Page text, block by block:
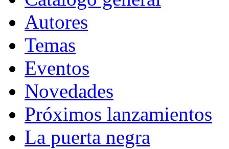
Autores
Temas
Eventos
Novedades
Próximos lanzamientos
La puerta negra